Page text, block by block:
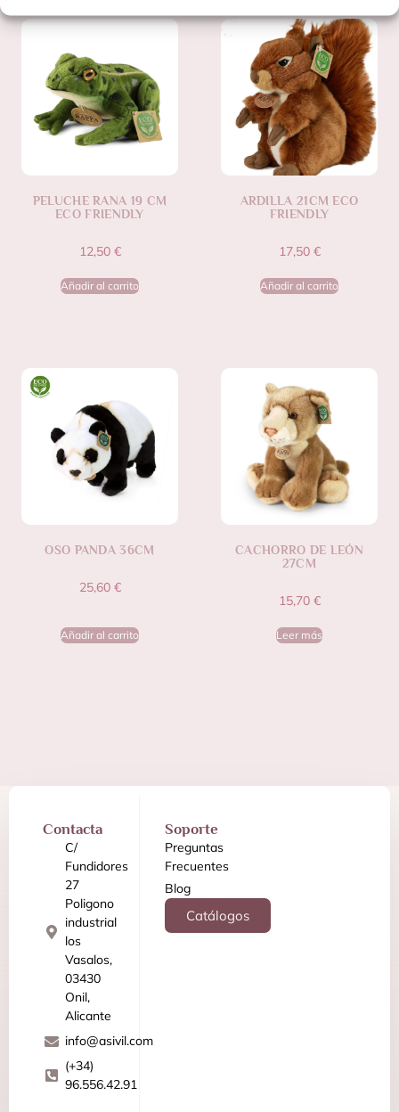
PELUCHE RANA 19 CM
ECO FRIENDLY
12,50 €
Añadir al carrito
ARDILLA 21CM ECO
FRIENDLY
17,50 €
Añadir al carrito
OSO PANDA 36CM
25,60 €
Añadir al carrito
CACHORRO DE LEÓN
27CM
15,70 €
Leer más
Contacta
C/
Fundidores
27
Poligono
industrial
los
Vasalos,
03430
Onil,
Alicante
info@asivil.com
(+34)
96.556.42.91
Soporte
Preguntas
Frecuentes
Blog
Catálogos